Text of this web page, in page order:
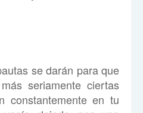
se darán para que
seriamente ciertas
constantemente en tu